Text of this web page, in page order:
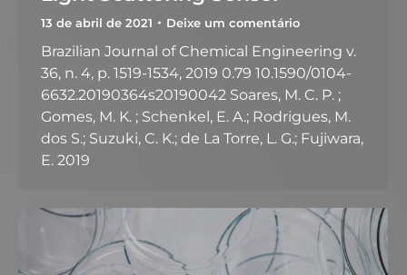
13 de abril de 2021 Deixe um comentário
Brazilian Journal of Chemical Engineering v.
36, n. 4, p. 1519-1534, 2019 0.79 10.1590/0104-
6632.20190364s20190042 Soares, M. C. P. ;
Gomes, M. K. ; Schenkel, E. A.; Rodrigues, M.
dos S.; Suzuki, C. K.; de La Torre, L. G.; Fujiwara,
E. 2019